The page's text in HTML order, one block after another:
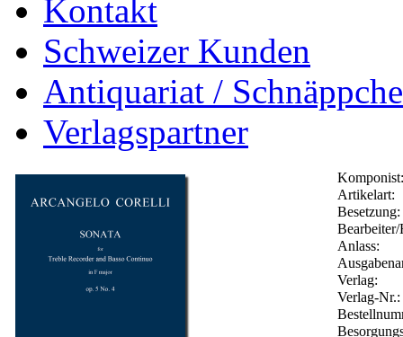
Kontakt
Schweizer Kunden
Antiquariat /
Verlagspartner
Komponist:
Artikelart:
Besetzung:
Anlass:
Verlag:
Verlag-Nr.: